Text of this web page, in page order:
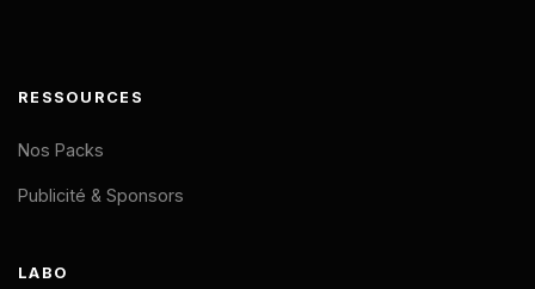
RESSOURCES
Nos Packs
Publicité & Sponsors
LABO